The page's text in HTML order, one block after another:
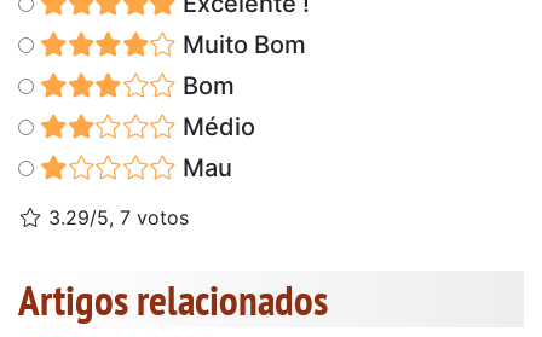
Muito Bom
Bom
Médio
Mau
3.29/5, 7 votos
Artigos relacionados